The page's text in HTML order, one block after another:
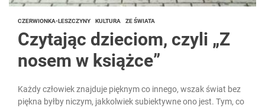
CZERWIONKA-LESZCZYNY KULTURA ZE ŚWIATA
Czytając dzieciom, czyli „Z
nosem w książce”
Każdy człowiek znajduje pięknym co innego, wszak świat bez
piękna byłby niczym, jakkolwiek subiektywne ono jest. Tym, co